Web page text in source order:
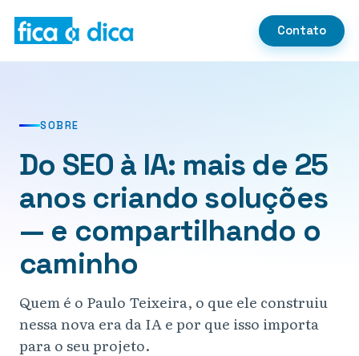
Contato
SOBRE
Do SEO à IA: mais de 25
anos criando soluções
— e compartilhando o
caminho
Quem é o Paulo Teixeira, o que ele construiu
nessa nova era da IA e por que isso importa
para o seu projeto.